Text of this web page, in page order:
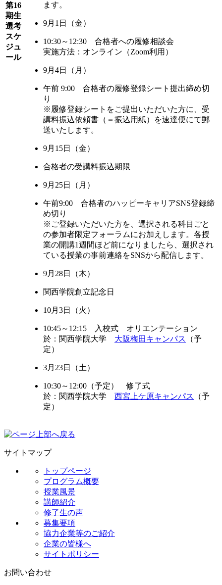
第16
期生
選考
スケ
ジュ
ール
ます。
9月1日（金）
10:30～12:30 合格者への履修相談会
実施方法：オンライン（Zoom利用）
9月4日（月）
午前 9:00 合格者の履修登録シート提出締め切
り
※履修登録シートをご提出いただいた方に、受
講料振込依頼書（＝振込用紙）を速達便にて郵
送いたします。
9月15日（金）
合格者の受講料振込期限
9月25日（月）
午前9:00 合格者のハッピーキャリアSNS登録締
め切り
※ご登録いただいた方を、選択される科目ごと
の参加者限定フォーラムにお加えします。各授
業の開講1週間ほど前になりましたら、選択され
ている授業の事前連絡をSNSから配信します。
9月28日（木）
関西学院創立記念日
10月3日（火）
10:45～12:15 入校式 オリエンテーション
於：関西学院大学 大阪梅田キャンパス
（予
定）
3月23日（土）
10:30～12:00（予定） 修了式
於：関西学院大学 西宮上ケ原キャンパス
（予
定）
サイトマップ
トップページ
プログラム概要
授業風景
講師紹介
修了生の声
募集要項
協力企業等のご紹介
企業の皆様へ
サイトポリシー
お問い合わせ